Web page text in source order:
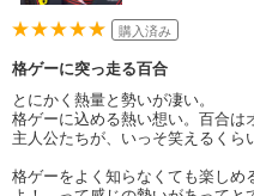
購入済み
格ゲーに突っ走る百合
とにかく熱量と勢いが凄い。
格ゲーに込める熱い想い。百合
主人公たちが、いっそ笑えるくら
格ゲーをよく知らなくても楽し